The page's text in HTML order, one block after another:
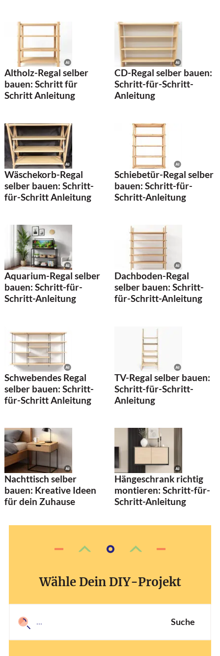
Altholz-Regal selber
bauen: Schritt für
Schritt Anleitung
CD-Regal selber bauen:
Schritt-für-Schritt-
Anleitung
Wäschekorb-Regal
selber bauen: Schritt-
für-Schritt Anleitung
Schiebetür-Regal selber
bauen: Schritt-für-
Schritt-Anleitung
Aquarium-Regal selber
bauen: Schritt-für-
Schritt-Anleitung
Dachboden-Regal
selber bauen: Schritt-
für-Schritt-Anleitung
Schwebendes Regal
selber bauen: Schritt-
für-Schritt Anleitung
TV-Regal selber bauen:
Schritt-für-Schritt-
Anleitung
Nachttisch selber
bauen: Kreative Ideen
für dein Zuhause
Hängeschrank richtig
montieren: Schritt-für-
Schritt-Anleitung
Wähle Dein DIY-Projekt
Suche